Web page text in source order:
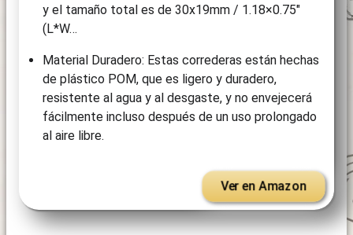
y el tamaño total es de 30x19mm / 1.18×0.75″
(L*W…
Material Duradero: Estas correderas están hechas
de plástico POM, que es ligero y duradero,
resistente al agua y al desgaste, y no envejecerá
fácilmente incluso después de un uso prolongado
al aire libre.
Ver en Amazon